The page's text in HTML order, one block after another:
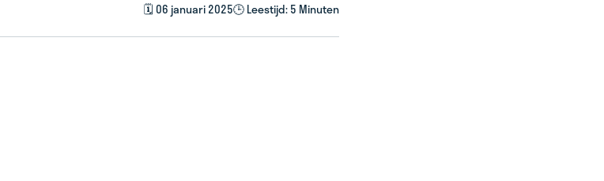
🗓️ 06 januari 2025🕒 Leestijd: 5 Minuten